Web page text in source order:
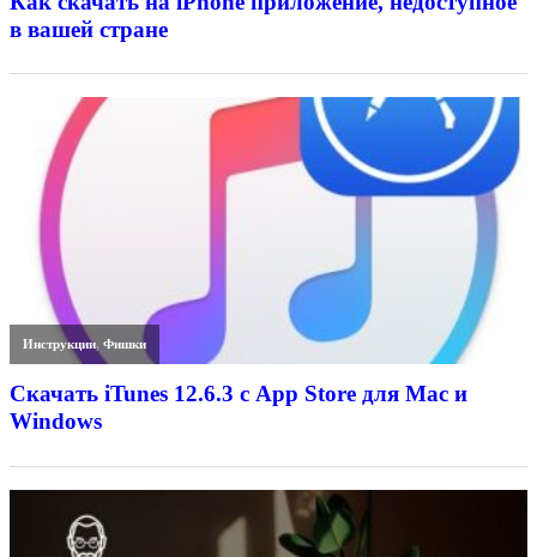
в вашей стране
Инструкции,Фишки
Скачать iTunes 12.6.3 с App Store для Mac и
Windows